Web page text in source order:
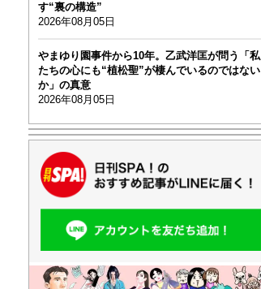
す“裏の構造”
2026年08月05日
やまゆり園事件から10年。乙武洋匡が問う「私
たちの心にも“植松聖”が棲んでいるのではない
か」の真意
2026年08月05日